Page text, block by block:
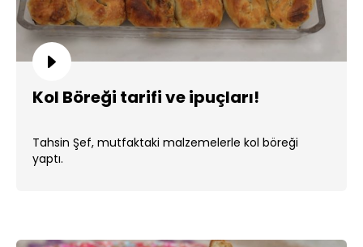
Kol Böreği tarifi ve ipuçları!
Tahsin Şef, mutfaktaki malzemelerle kol böreği
yaptı.